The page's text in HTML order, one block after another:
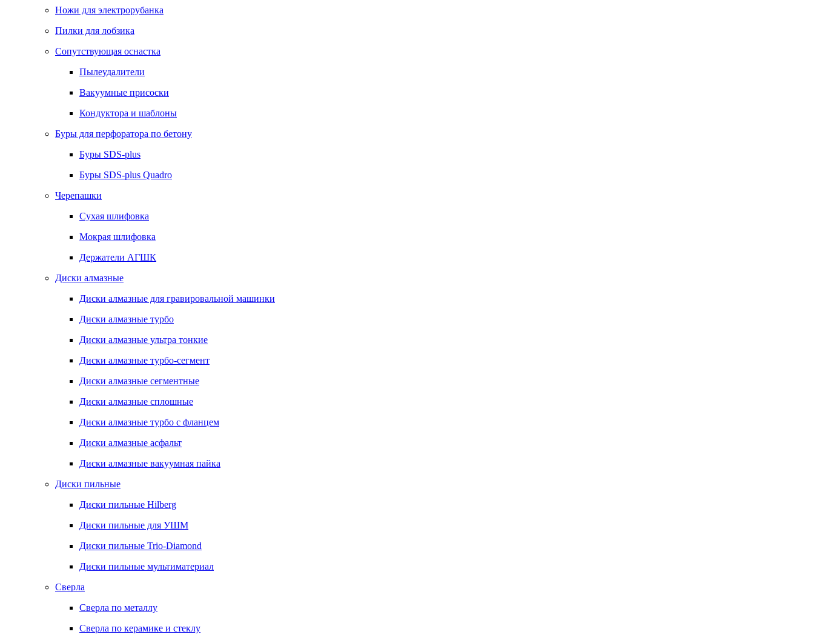
Ножи для электрорубанка
Пилки для лобзика
Сопутствующая оснастка
Пылеудалители
Вакуумные присоски
Кондуктора и шаблоны
Буры для перфоратора по бетону
Буры SDS-plus
Буры SDS-plus Quadro
Черепашки
Сухая шлифовка
Мокрая шлифовка
Держатели АГШК
Диски алмазные
Диски алмазные для гравировальной машинки
Диски алмазные турбо
Диски алмазные ультра тонкие
Диски алмазные турбо-сегмент
Диски алмазные сегментные
Диски алмазные сплошные
Диски алмазные турбо с фланцем
Диски алмазные асфальт
Диски алмазные вакуумная пайка
Диски пильные
Диски пильные Hilberg
Диски пильные для УШМ
Диски пильные Trio-Diamond
Диски пильные мультиматериал
Сверла
Сверла по металлу
Сверла по керамике и стеклу